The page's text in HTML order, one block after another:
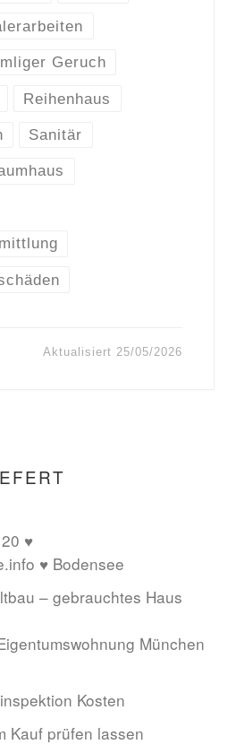
Geruch
Reihenhaus
Sanitär
Aktualisiert25/05/2026
♥
♥ Bodensee
– gebrauchtes Haus
München
Kosten
Kauf prüfen lassen